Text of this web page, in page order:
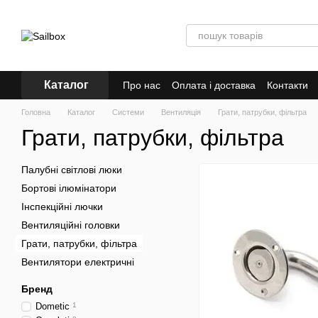
Каталог Про нас Оплата і доставка Контакти
Головна Каталог Системи Вентиляція Грати, патрубки, фільтра
Грати, патрубки, фільтра
Палубні світлові люки
Бортові ілюмінатори
Інспекційні лючки
Вентиляційні головки
Грати, патрубки, фільтра
Вентилятори електричні
Бренд
Dometic 1